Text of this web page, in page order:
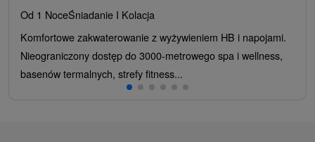
Od 1 NoceŚniadanie I Kolacja
Komfortowe zakwaterowanie z wyżywieniem HB i napojami.
Nieograniczony dostęp do 3000-metrowego spa i wellness,
basenów termalnych, strefy fitness...